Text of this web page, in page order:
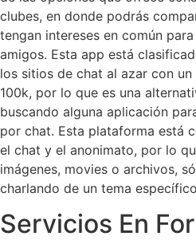
clubes, en donde podrás
tengan intereses en común
amigos. Esta app está
los sitios de chat al azar con
100k, por lo que es una
buscando alguna aplicación
por chat. Esta plataforma está
el chat y el anonimato, por lo
imágenes, movies o archivos,
charlando de un tema
Servicios En